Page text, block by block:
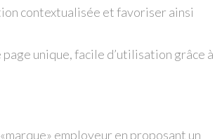
contextualisée et favoriser ainsi
unique, facile d’utilisation grâce à
employeur en proposant un